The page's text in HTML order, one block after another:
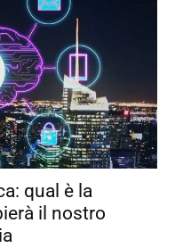
qual è la
il nostro